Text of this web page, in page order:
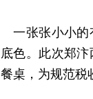
一张张小小的
底色。此次郑
餐桌，为规范税